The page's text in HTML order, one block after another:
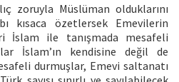
zoruyla Müslüman olduklarını
kısaca özetlersek Emevilerin
İslam ile tanışmada mesafeli
İslam’ın kendisine değil de
durmuşlar, Emevi saltanatı